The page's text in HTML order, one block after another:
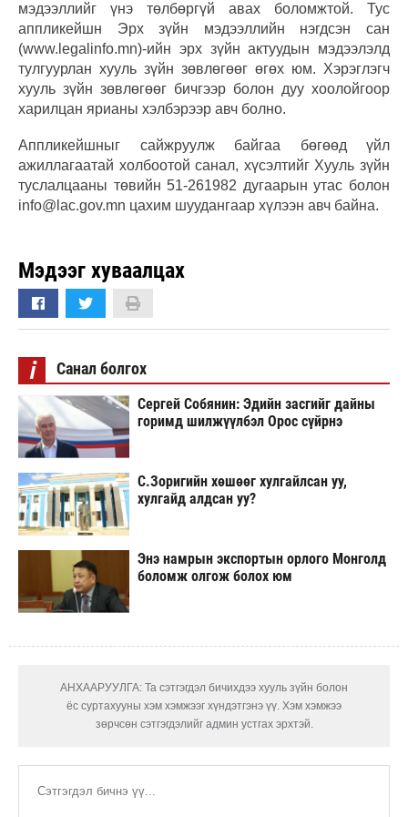
мэдээллийг үнэ төлбөргүй авах боломжтой. Тус
аппликейшн Эрх зүйн мэдээллийн нэгдсэн сан
(www.legalinfo.mn)-ийн эрх зүйн актуудын мэдээлэлд
тулгуурлан хууль зүйн зөвлөгөөг өгөх юм. Хэрэглэгч
хууль зүйн зөвлөгөөг бичгээр болон дуу хоолойгоор
харилцан ярианы хэлбэрээр авч болно.
Аппликейшныг сайжруулж байгаа бөгөөд үйл
ажиллагаатай холбоотой санал, хүсэлтийг Хууль зүйн
туслалцааны төвийн 51-261982 дугаарын утас болон
info@lac.gov.mn цахим шуудангаар хүлээн авч байна.
Мэдээг хуваалцах
i Санал болгох
Сергей Собянин: Эдийн засгийг дайны
горимд шилжүүлбэл Орос сүйрнэ
С.Зоригийн хөшөөг хулгайлсан уу,
хулгайд алдсан уу?
Энэ намрын экспортын орлого Монголд
боломж олгож болох юм
АНХААРУУЛГА: Та сэтгэгдэл бичихдээ хууль зүйн болон
ёс суртахууны хэм хэмжээг хүндэтгэнэ үү. Хэм хэмжээ
зөрчсөн сэтгэгдэлийг админ устгах эрхтэй.